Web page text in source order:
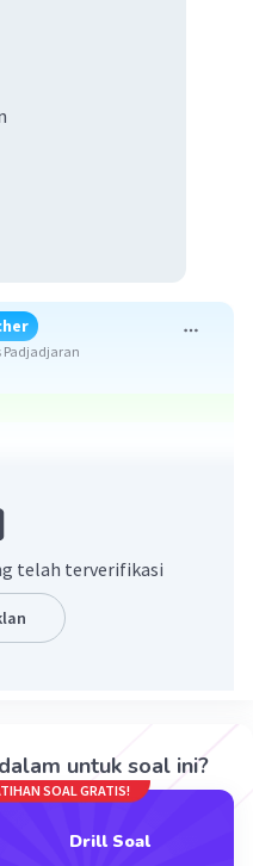
Balas
telah terverifikasi
untuk soal ini?
SOAL GRATIS!
Drill Soal